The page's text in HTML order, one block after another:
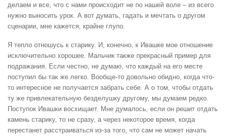
делаем и все, что с нами происходит не по нашей воле – из всего
нужно выносить урок. А вот думать, гадать и мечтать о другом
сценарии, мне кажется, крайне глупо.
Я тепло отношусь к старику. И, конечно, к Ивашке мое отношение
исключительно хорошее. Мальчик также прекрасный пример для
подражания. Если честно, не думаю, что каждый на его месте
поступил бы так же легко. Вообще-то довольно обидно, когда что-
то интересное не получается забрать себе. А о том, чтобы отдать
ту же привлекательную безделушку другому, мы думаем редко.
Поступок Ивашки восхищает. Мне думалось, если он решит отдать
камень старику, то не сразу, а через некоторое время, когда
перестанет расстраиваться из-за того, что сам не может начать